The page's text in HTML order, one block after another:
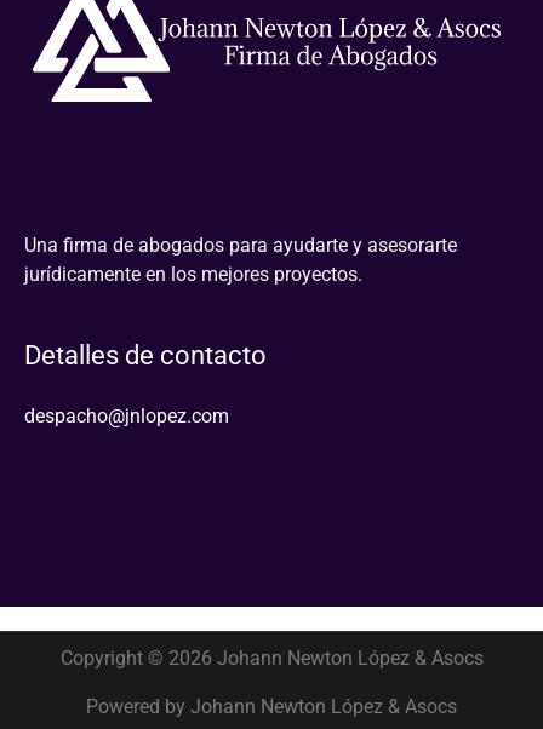
Una firma de abogados para ayudarte y asesorarte
jurídicamente en los mejores proyectos.
Detalles de contacto
despacho@jnlopez.com
Copyright © 2026 Johann Newton López & Asocs
Powered by Johann Newton López & Asocs